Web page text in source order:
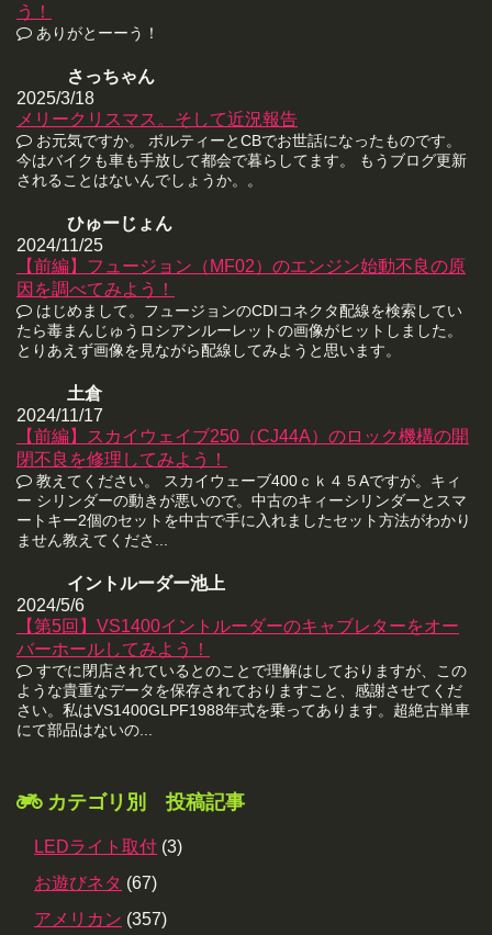
う！
ありがとーーう！
さっちゃん
2025/3/18
メリークリスマス。そして近況報告
お元気ですか。 ボルティーとCBでお世話になったものです。
今はバイクも車も手放して都会で暮らしてます。 もうブログ更新
されることはないんでしょうか。。
ひゅーじょん
2024/11/25
【前編】フュージョン（MF02）のエンジン始動不良の原
因を調べてみよう！
はじめまして。フュージョンのCDIコネクタ配線を検索してい
たら毒まんじゅうロシアンルーレットの画像がヒットしました。
とりあえず画像を見ながら配線してみようと思います。
土倉
2024/11/17
【前編】スカイウェイブ250（CJ44A）のロック機構の開
閉不良を修理してみよう！
教えてください。 スカイウェーブ400ｃｋ４５Aですが。キィ
ー シリンダーの動きが悪いので。中古のキィーシリンダーとスマ
ートキー2個のセットを中古で手に入れましたセット方法がわかり
ません教えてくださ...
イントルーダー池上
2024/5/6
【第5回】VS1400イントルーダーのキャブレターをオー
バーホールしてみよう！
すでに閉店されているとのことで理解はしておりますが、この
ような貴重なデータを保存されておりますこと、感謝させてくだ
さい。私はVS1400GLPF1988年式を乗ってあります。超絶古単車
にて部品はないの...
カテゴリ別 投稿記事
LEDライト取付 (3)
お遊びネタ (67)
アメリカン (357)